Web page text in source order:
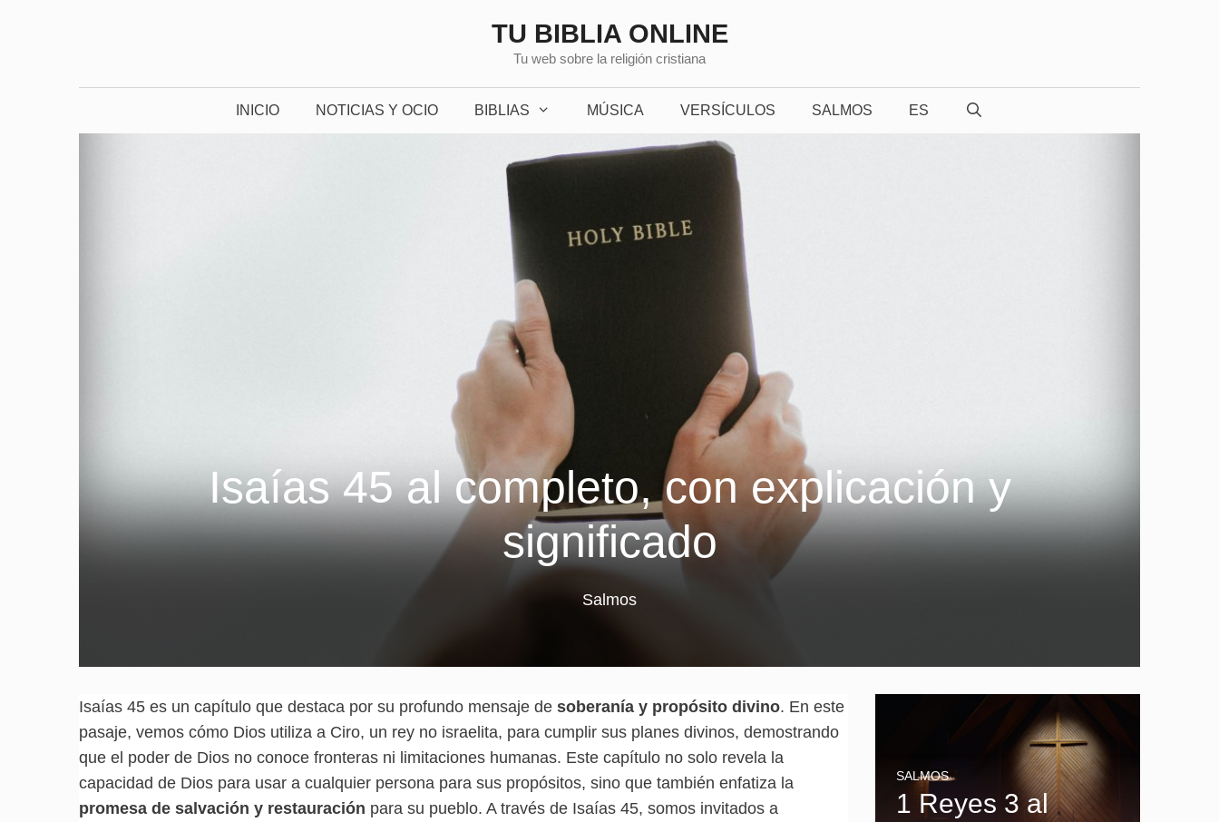
TU BIBLIA ONLINE
Tu web sobre la religión cristiana
INICIO NOTICIAS Y OCIO BIBLIAS MÚSICA VERSÍCULOS SALMOS ES
Isaías 45 al completo, con explicación y
significado
Salmos
Isaías 45 es un capítulo que destaca por su profundo mensaje de soberanía y propósito divino. En este
pasaje, vemos cómo Dios utiliza a Ciro, un rey no israelita, para cumplir sus planes divinos, demostrando
que el poder de Dios no conoce fronteras ni limitaciones humanas. Este capítulo no solo revela la
capacidad de Dios para usar a cualquier persona para sus propósitos, sino que también enfatiza la
promesa de salvación y restauración para su pueblo. A través de Isaías 45, somos invitados a
1 Reyes 3 al
SALMOS